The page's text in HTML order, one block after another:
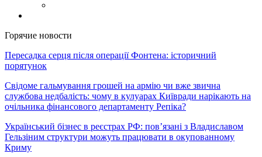
Горячие новости
Пересадка серця після операції Фонтена: історичний
порятунок
Свідоме гальмування грошей на армію чи вже звична
службова недбалість: чому в кулуарах Київради нарікають на
очільника фінансового департаменту Репіка?
Український бізнес в реєстрах РФ: пов’язані з Владиславом
Гельзіним структури можуть працювати в окупованному
Криму